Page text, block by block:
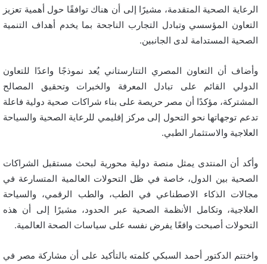
الرعاية الصحية المتقدمة، مشيرًا إلى أن هناك توافقًا حول أهمية تعزيز
التعاون المؤسسي وتبادل التجارب الناجحة بما يخدم أهداف التنمية
الصحية المستدامة لدى الجانبين.
وأضاف أن التعاون المصري التتارستاني يُعد نموذجًا واعدًا للتعاون
الدولي القائم على تبادل المعرفة والخبرات وتحقيق المصالح
المشتركة، مؤكدًا أن مصر حريصة على بناء شراكات صحية دولية فاعلة
تدعم توجهاتها نحو التحول إلى مركز إقليمي للرعاية الصحية والسياحة
العلاجية والاستثمار الطبي.
وأكد أن المنتدى يمثل منصة دولية محورية لبحث مستقبل الشراكات
الصحية بين الدول، خاصة في ظل التحولات العالمية المتسارعة في
مجالات الذكاء الاصطناعي في الطب، والطب الرقمي، والسياحة
العلاجية، وتكامل الأنظمة الصحية عبر الحدود، مشيرًا إلى أن هذه
التحولات أصبحت واقعًا يفرض نفسه على سياسات الصحة العالمية.
واختتم الدكتور أحمد السبكي كلمته بالتأكيد على أن مشاركة مصر في